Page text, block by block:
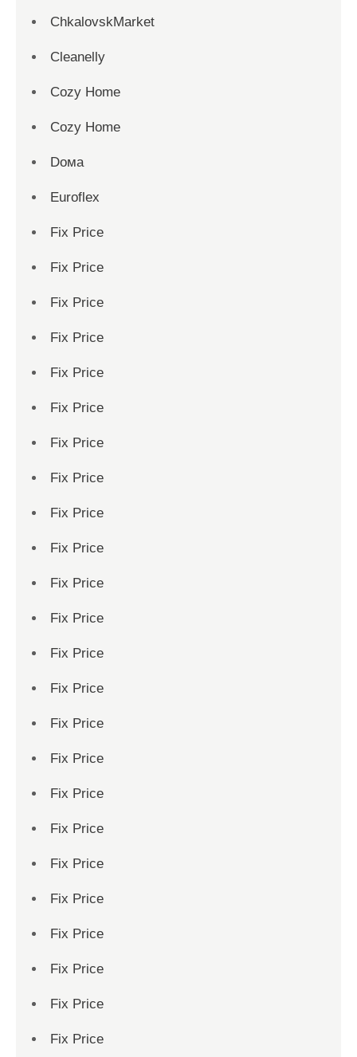
ChkalovskMarket
Cleanelly
Cozy Home
Cozy Home
Dома
Euroflex
Fix Price
Fix Price
Fix Price
Fix Price
Fix Price
Fix Price
Fix Price
Fix Price
Fix Price
Fix Price
Fix Price
Fix Price
Fix Price
Fix Price
Fix Price
Fix Price
Fix Price
Fix Price
Fix Price
Fix Price
Fix Price
Fix Price
Fix Price
Fix Price